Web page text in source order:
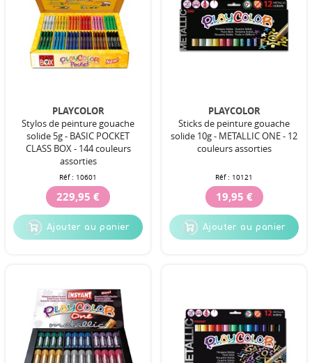
PLAYCOLOR
Stylos de peinture gouache
solide 5g - BASIC POCKET
CLASS BOX - 144 couleurs
assorties
Réf : 10601
229,95 €
Ajouter au panier
PLAYCOLOR
Sticks de peinture gouache
solide 10g - METALLIC ONE - 12
couleurs assorties
Réf : 10121
19,95 €
Ajouter au panier